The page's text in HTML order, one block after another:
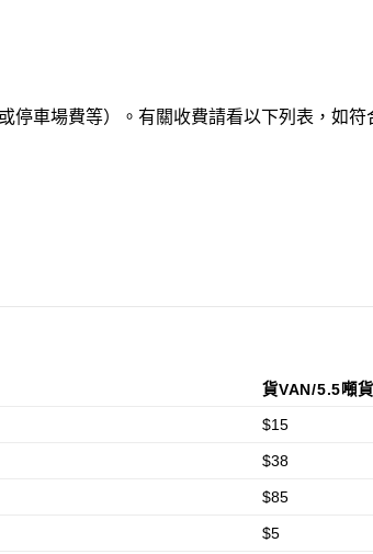
停車場費等）。有關收費請看以下列表，如
貨VAN/5.5噸
$15
$38
$85
$5